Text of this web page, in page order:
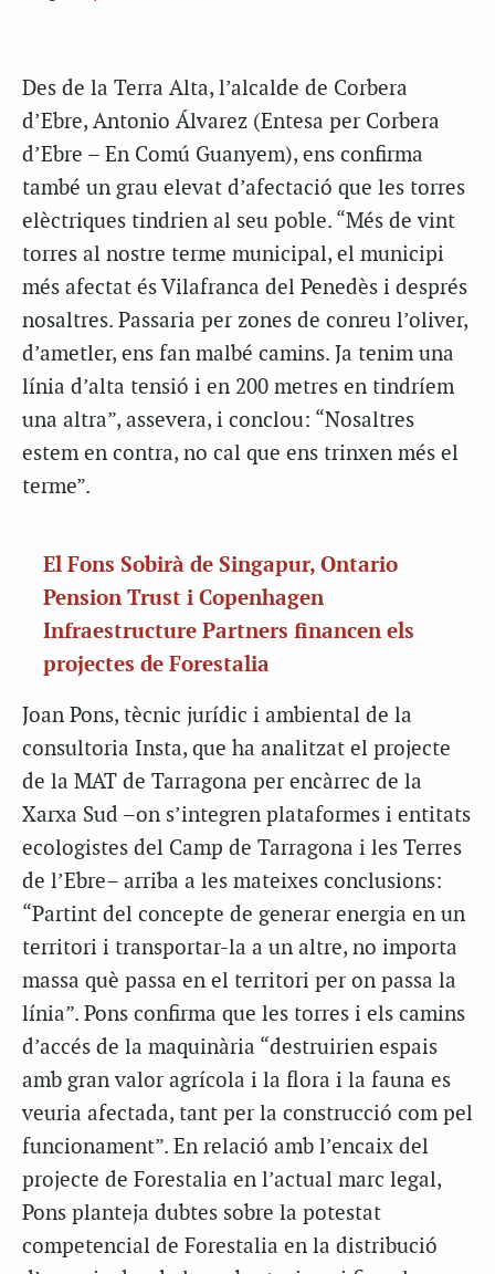
Des de la Terra Alta, l’alcalde de Corbera
d’Ebre, Antonio Álvarez (Entesa per Corbera
d’Ebre – En Comú Guanyem), ens confirma
també un grau elevat d’afectació que les torres
elèctriques tindrien al seu poble. “Més de vint
torres al nostre terme municipal, el municipi
més afectat és Vilafranca del Penedès i després
nosaltres. Passaria per zones de conreu l’oliver,
d’ametler, ens fan malbé camins. Ja tenim una
línia d’alta tensió i en 200 metres en tindríem
una altra”, assevera, i conclou: “Nosaltres
estem en contra, no cal que ens trinxen més el
terme”.
El Fons Sobirà de Singapur, Ontario
Pension Trust i Copenhagen
Infraestructure Partners financen els
projectes de Forestalia
Joan Pons, tècnic jurídic i ambiental de la
consultoria Insta, que ha analitzat el projecte
de la MAT de Tarragona per encàrrec de la
Xarxa Sud –on s’integren plataformes i entitats
ecologistes del Camp de Tarragona i les Terres
de l’Ebre– arriba a les mateixes conclusions:
“Partint del concepte de generar energia en un
territori i transportar-la a un altre, no importa
massa què passa en el territori per on passa la
línia”. Pons confirma que les torres i els camins
d’accés de la maquinària “destruirien espais
amb gran valor agrícola i la flora i la fauna es
veuria afectada, tant per la construcció com pel
funcionament”. En relació amb l’encaix del
projecte de Forestalia en l’actual marc legal,
Pons planteja dubtes sobre la potestat
competencial de Forestalia en la distribució